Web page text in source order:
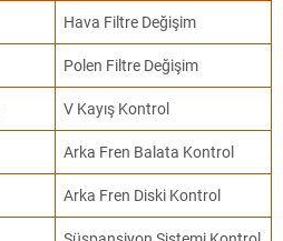
Hava Filtre Değişim
Polen Filtre Değişim
V Kayış Kontrol
Arka Fren Balata Kontrol
Arka Fren Diski Kontrol